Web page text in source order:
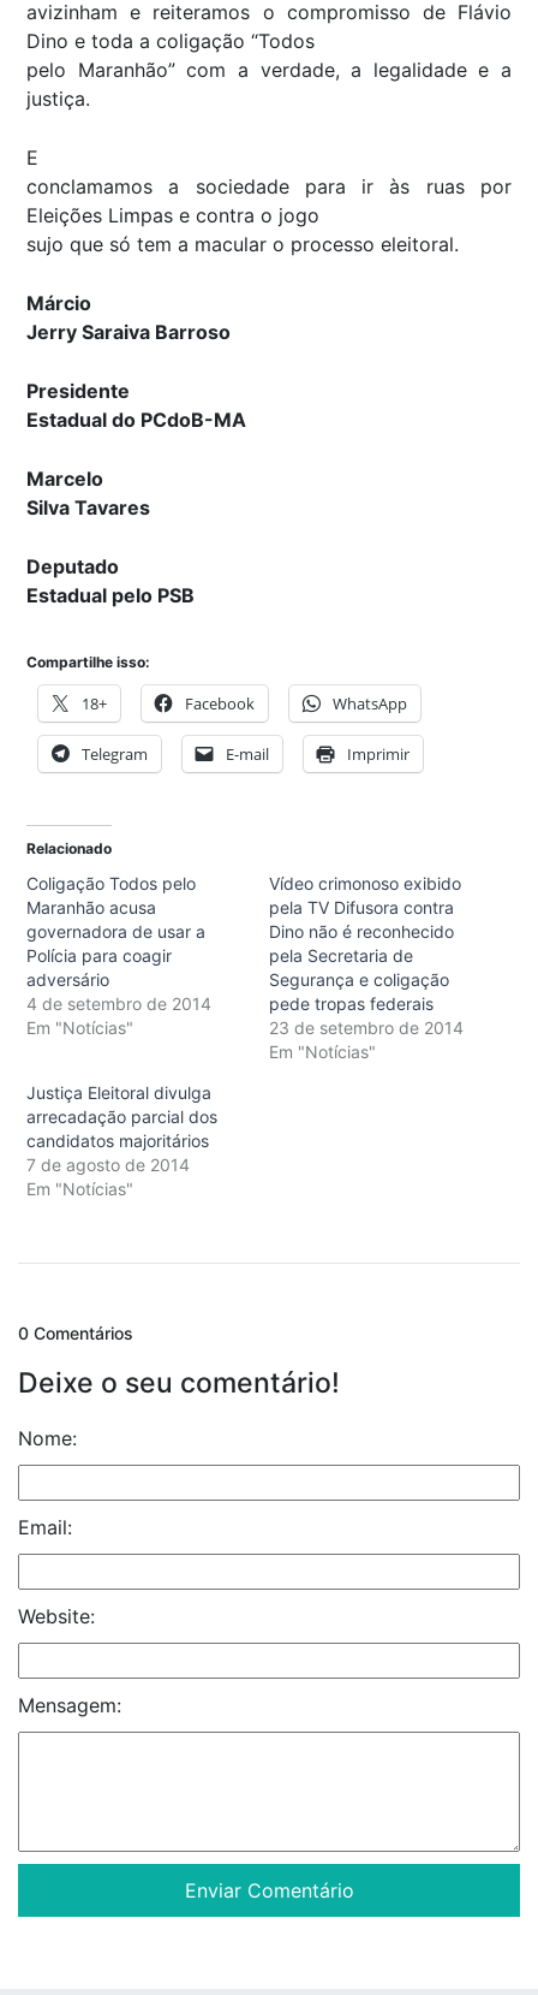
avizinham e reiteramos o compromisso de Flávio
Dino e toda a coligação “Todos
pelo Maranhão” com a verdade, a legalidade e a
justiça.
E
conclamamos a sociedade para ir às ruas por
Eleições Limpas e contra o jogo
sujo que só tem a macular o processo eleitoral.
Márcio
Jerry Saraiva Barroso
Presidente
Estadual do PCdoB-MA
Marcelo
Silva Tavares
Deputado
Estadual pelo PSB
Compartilhe isso:
18+ Facebook WhatsApp
Telegram E-mail Imprimir
Relacionado
Coligação Todos pelo
Maranhão acusa
governadora de usar a
Polícia para coagir
adversário
4 de setembro de 2014
Em "Notícias"
Vídeo crimonoso exibido
pela TV Difusora contra
Dino não é reconhecido
pela Secretaria de
Segurança e coligação
pede tropas federais
23 de setembro de 2014
Em "Notícias"
Justiça Eleitoral divulga
arrecadação parcial dos
candidatos majoritários
7 de agosto de 2014
Em "Notícias"
0 Comentários
Deixe o seu comentário!
Nome:
Email:
Website:
Mensagem: